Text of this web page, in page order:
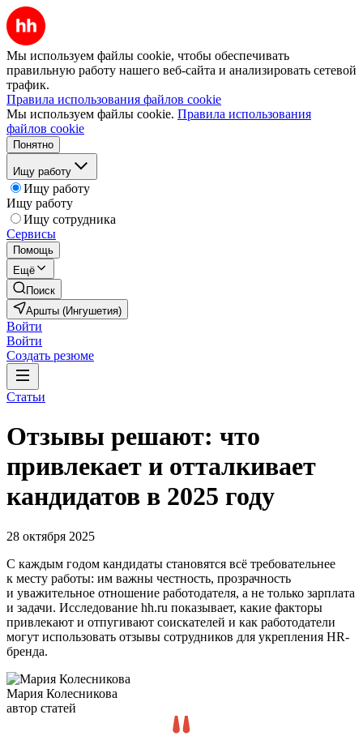
Мы используем файлы cookie, чтобы обеспечивать
правильную работу нашего веб-сайта и анализировать сетевой
трафик.
Правила использования файлов cookie
Мы используем файлы cookie. Правила использования
файлов cookie
Понятно
Ищу работу
Ищу работу
Ищу работу
Ищу сотрудника
Сервисы
Помощь
Ещё
Поиск
Аршты (Ингушетия)
Войти
Войти
Создать резюме
Статьи
Отзывы решают: что
привлекает и отталкивает
кандидатов в 2025 году
28 октября 2025
С каждым годом кандидаты становятся всё требовательнее
к месту работы: им важны честность, прозрачность
и уважительное отношение работодателя, а не только зарплата
и задачи. Исследование hh.ru показывает, какие факторы
привлекают и отпугивают соискателей и как работодатели
могут использовать отзывы сотрудников для укрепления HR-
бренда.
Мария Колесникова
автор статей